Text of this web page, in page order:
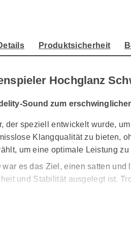
Produktsicherheit
Hochglanz
Sound zum
der speziell entwickelt wurde,
Klangqualität zu bieten,
um eine optimale Leistung
es das Ziel, einen satten
und Stabilität ausgelegt ist.